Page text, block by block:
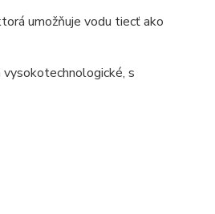
umožňuje vodu tiecť ako
s